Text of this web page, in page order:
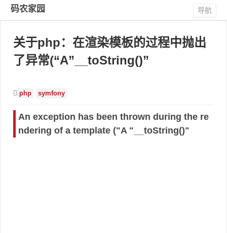
码农家园 导航
关于php：在渲染模板的过程中抛出
了异常(“A”__toString()”
php symfony
An exception has been thrown during the re
ndering of a template ("A "__toString()"